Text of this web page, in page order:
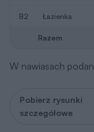
B2 łazienka
Razem
W nawiasach
Pobierz rysunki
szczegółowe